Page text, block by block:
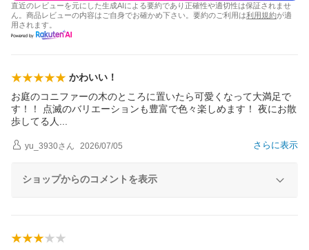
直近のレビューを元にした生成AIによる要約であり正確性や適切性は保証されませ
ん。商品レビューの内容はご自身でお確かめ下さい。要約のご利用は利用規約が適
用されます。
かわいい！
お庭のコニファーの木のところに置いたら可愛くなって大満足で
す！！ 点滅のバリエーションも豊富で色々楽しめます！ 夜にお散
歩してる 人
さらに表示
yu_3930さん 2026/07/05
ショップからのコメントを表示